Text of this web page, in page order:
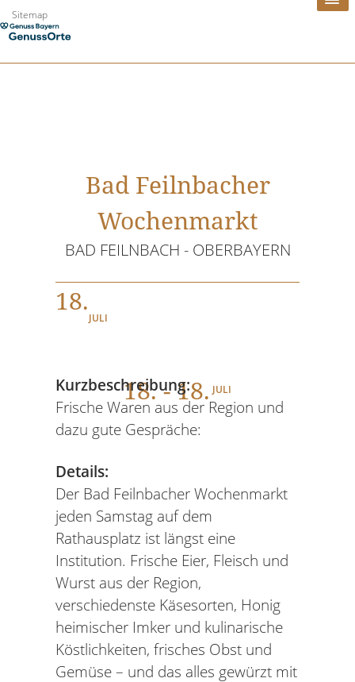
Zum
Inhalt
Sitemap
Bad Feilnbacher
Wochenmarkt
BAD FEILNBACH - OBERBAYERN
18.
JULI
18. - 18. JULI
Kurzbeschreibung:
Frische Waren aus der Region und
dazu gute Gespräche:
Details:
Der Bad Feilnbacher Wochenmarkt
jeden Samstag auf dem
Rathausplatz ist längst eine
Institution. Frische Eier, Fleisch und
Wurst aus der Region,
verschiedenste Käsesorten, Honig
heimischer Imker und kulinarische
Köstlichkeiten, frisches Obst und
Gemüse – und das alles gewürzt mit